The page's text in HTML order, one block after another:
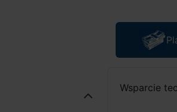
Wsparcie